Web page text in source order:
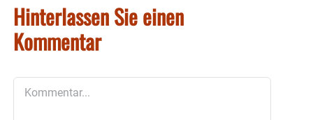
Hinterlassen Sie einen
Kommentar